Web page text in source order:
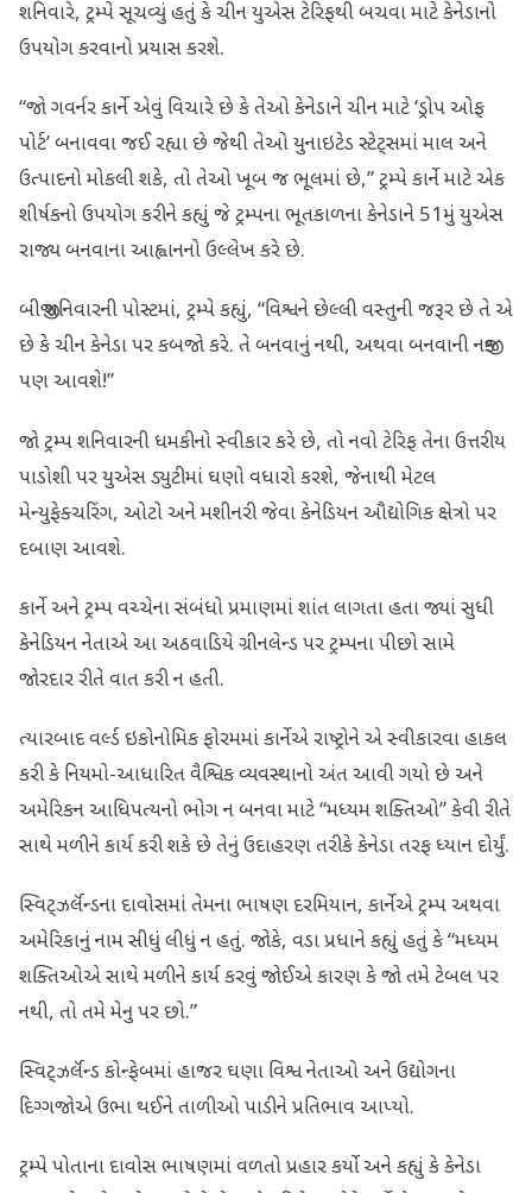
શનિવારે, ટ્રમ્પે સૂચવ્યું હતું કે ચીન યુએસ ટેરિફથી બચવા માટે કેનેડાનો
ઉપયોગ કરવાનો પ્રયાસ કરશે.
“જો ગવર્નર કાર્ને એવું વિચારે છે કે તેઓ કેનેડાને ચીન માટે ‘ડ્રોપ ઓફ
પોર્ટ’ બનાવવા જઈ રહ્યા છે જેથી તેઓ યુનાઇટેડ સ્ટેટ્સમાં માલ અને
ઉત્પાદનો મોકલી શકે, તો તેઓ ખૂબ જ ભૂલમાં છે,” ટ્રમ્પે કાર્ને માટે એક
શીર્ષકનો ઉપયોગ કરીને કહ્યું જે ટ્રમ્પના ભૂતકાળના કેનેડાને 51મું યુએસ
રાજ્ય બનવાના આહ્વાનનો ઉલ્લેખ કરે છે.
બીજી શનિવારની પોસ્ટમાં, ટ્રમ્પે કહ્યું, “વિશ્વને છેલ્લી વસ્તુની જરૂર છે તે એ
છે કે ચીન કેનેડા પર કબજો કરે. તે બનવાનું નથી, અથવા બનવાની નજીક
પણ આવશે!”
જો ટ્રમ્પ શનિવારની ધમકીનો સ્વીકાર કરે છે, તો નવો ટેરિફ તેના ઉત્તરીય
પાડોશી પર યુએસ ડ્યુટીમાં ઘણો વધારો કરશે, જેનાથી મેટલ
મેન્યુફેક્ચરિંગ, ઓટો અને મશીનરી જેવા કેનેડિયન ઔદ્યોગિક ક્ષેત્રો પર
દબાણ આવશે.
કાર્ને અને ટ્રમ્પ વચ્ચેના સંબંધો પ્રમાણમાં શાંત લાગતા હતા જ્યાં સુધી
કેનેડિયન નેતાએ આ અઠવાડિયે ગ્રીનલેન્ડ પર ટ્રમ્પના પીછો સામે
જોરદાર રીતે વાત કરી ન હતી.
ત્યારબાદ વર્લ્ડ ઇકોનોમિક ફોરમમાં કાર્નેએ રાષ્ટ્રોને એ સ્વીકારવા હાકલ
કરી કે નિયમો-આધારિત વૈશ્વિક વ્યવસ્થાનો અંત આવી ગયો છે અને
અમેરિકન આધિપત્યનો ભોગ ન બનવા માટે “મધ્યમ શક્તિઓ” કેવી રીતે
સાથે મળીને કાર્ય કરી શકે છે તેનું ઉદાહરણ તરીકે કેનેડા તરફ ધ્યાન દોર્યું.
સ્વિટ્ઝર્લૅન્ડના દાવોસમાં તેમના ભાષણ દરમિયાન, કાર્નેએ ટ્રમ્પ અથવા
અમેરિકાનું નામ સીધું લીધું ન હતું. જોકે, વડા પ્રધાને કહ્યું હતું કે “મધ્યમ
શક્તિઓએ સાથે મળીને કાર્ય કરવું જોઈએ કારણ કે જો તમે ટેબલ પર
નથી, તો તમે મેનુ પર છો.”
સ્વિટ્ઝર્લૅન્ડ કોન્ફેબમાં હાજર ઘણા વિશ્વ નેતાઓ અને ઉદ્યોગના
દિગ્ગજોએ ઉભા થઈને તાળીઓ પાડીને પ્રતિભાવ આપ્યો.
ટ્રમ્પે પોતાના દાવોસ ભાષણમાં વળતો પ્રહાર કર્યો અને કહ્યું કે કેનેડા